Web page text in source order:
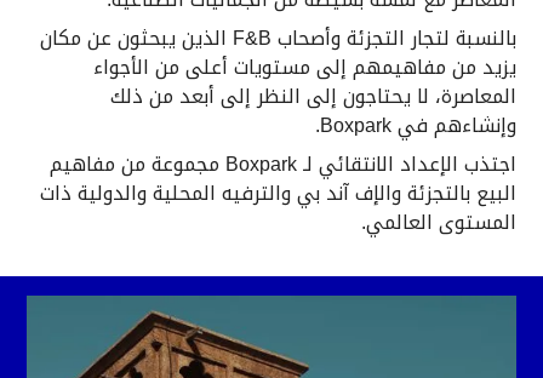
بالنسبة لتجار التجزئة وأصحاب F&B الذين يبحثون عن مكان
يزيد من مفاهيمهم إلى مستويات أعلى من الأجواء
المعاصرة، لا يحتاجون إلى النظر إلى أبعد من ذلك
وإنشاءهم في Boxpark.
اجتذب الإعداد الانتقائي لـ Boxpark مجموعة من مفاهيم
البيع بالتجزئة والإف آند بي والترفيه المحلية والدولية ذات
المستوى العالمي.